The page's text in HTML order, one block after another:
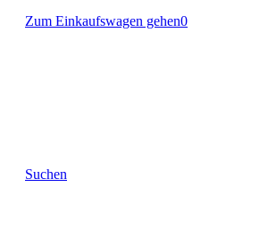
Zum Einkaufswagen gehen0
Suchen